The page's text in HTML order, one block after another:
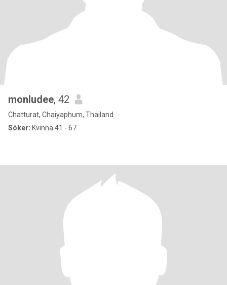
monludee, 42
Chatturat, Chaiyaphum, Thailand
Söker: Kvinna 41 - 67